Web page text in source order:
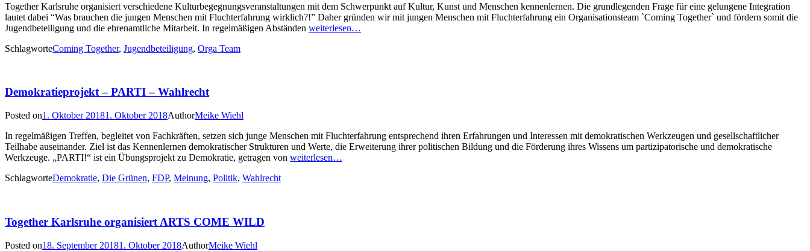
Together Karlsruhe organisiert verschiedene Kulturbegegnungsveranstaltungen mit dem Schwerpunkt auf Kultur, Kunst und Menschen kennenlernen. Die grundlegenden Frage für eine gelungene Integration
lautet dabei “Was brauchen die jungen Menschen mit Fluchterfahrung wirklich?!” Daher gründen wir mit jungen Menschen mit Fluchterfahrung ein Organisationsteam `Coming Together` und fördern somit die
Jugendbeteiligung und die ehrenamtliche Mitarbeit. In regelmäßigen Abständen weiterlesen…
SchlagworteComing Together, Jugendbeteiligung, Orga Team
Demokratieprojekt – PARTI – Wahlrecht
Posted on1. Oktober 20181. Oktober 2018AuthorMeike Wiehl
In regelmäßigen Treffen, begleitet von Fachkräften, setzen sich junge Menschen mit Fluchterfahrung entsprechend ihren Erfahrungen und Interessen mit demokratischen Werkzeugen und gesellschaftlicher
Teilhabe auseinander. Ziel ist das Kennenlernen demokratischer Strukturen und Werte, die Erweiterung ihrer politischen Bildung und die Förderung ihres Wissens um partizipatorische und demokratische
Werkzeuge. „PARTI!“ ist ein Übungsprojekt zu Demokratie, getragen von weiterlesen…
SchlagworteDemokratie, Die Grünen, FDP, Meinung, Politik, Wahlrecht
Together Karlsruhe organisiert ARTS COME WILD
Posted on18. September 20181. Oktober 2018AuthorMeike Wiehl